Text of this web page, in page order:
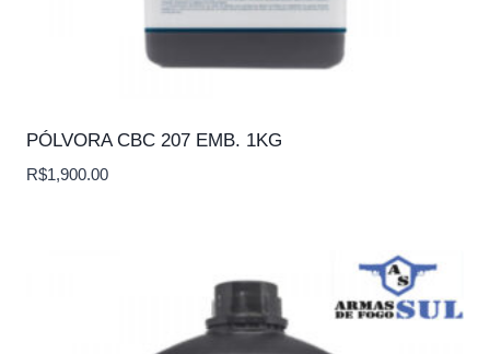
PÓLVORA CBC 207 EMB. 1KG
R$1,900.00